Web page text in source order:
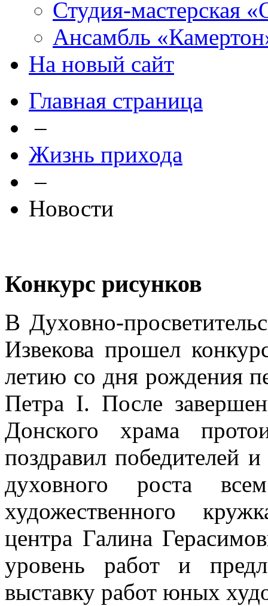
Студия-мастерская
Ансамбль
На новый сайт
Главная страница
–
Жизнь прихода
–
Новости
Конкурс рисунков
В Духовно-
Извекова прошел
летию со дня рождения
Петра I. После
Донского храма
поздравил победителей
духовного роста
художественного
центра Галина
уровень работ и
выставку работ юных